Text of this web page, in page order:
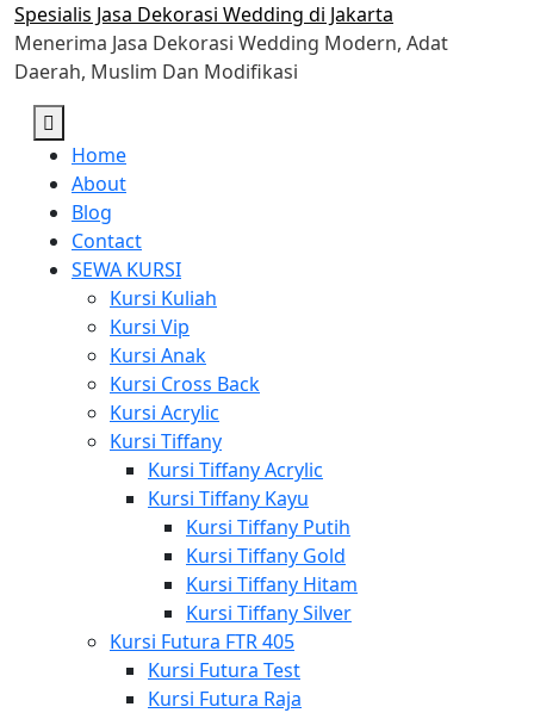
Skip
to
content
Spesialis Jasa Dekorasi Wedding di Jakarta
Menerima Jasa Dekorasi Wedding Modern, Adat
Daerah, Muslim Dan Modifikasi
Home
About
Blog
Contact
SEWA KURSI
Kursi Kuliah
Kursi Vip
Kursi Anak
Kursi Cross Back
Kursi Acrylic
Kursi Tiffany
Kursi Tiffany Acrylic
Kursi Tiffany Kayu
Kursi Tiffany Putih
Kursi Tiffany Gold
Kursi Tiffany Hitam
Kursi Tiffany Silver
Kursi Futura FTR 405
Kursi Futura Test
Kursi Futura Raja